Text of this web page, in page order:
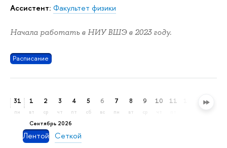
Ассистент: Факультет физики
Начала работать в НИУ ВШЭ в 2023 году.
Расписание
31
пн
сентябрь 2026
1
вт
2
ср
3
чт
4
пт
5
сб
6
вс
7
пн
8
вт
9 10 11 13
Лентой Сеткой